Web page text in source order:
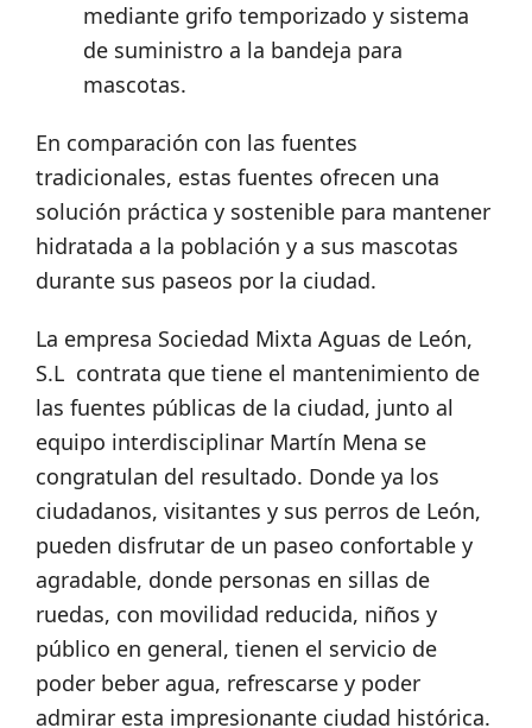
mediante grifo temporizado y sistema
de suministro a la bandeja para
mascotas.
En comparación con las fuentes
tradicionales, estas fuentes ofrecen una
solución práctica y sostenible para mantener
hidratada a la población y a sus mascotas
durante sus paseos por la ciudad.
La empresa Sociedad Mixta Aguas de León,
S.L contrata que tiene el mantenimiento de
las fuentes públicas de la ciudad, junto al
equipo interdisciplinar Martín Mena se
congratulan del resultado. Donde ya los
ciudadanos, visitantes y sus perros de León,
pueden disfrutar de un paseo confortable y
agradable, donde personas en sillas de
ruedas, con movilidad reducida, niños y
público en general, tienen el servicio de
poder beber agua, refrescarse y poder
admirar esta impresionante ciudad histórica.